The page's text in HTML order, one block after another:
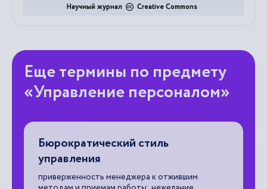
Creative Commons
Научный журнал
Еще термины по предмету
«Управление персоналом»
Бюрократический стиль
управления
приверженность менеджера к отжившим